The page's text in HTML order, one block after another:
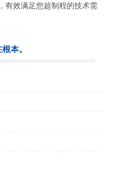
有效满足您超制程的技术需
本。